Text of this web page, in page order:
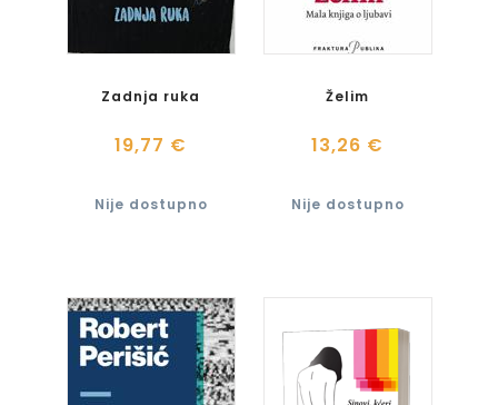
Zadnja ruka
19,77 €
Nije dostupno
Želim
13,26 €
Nije dostupno